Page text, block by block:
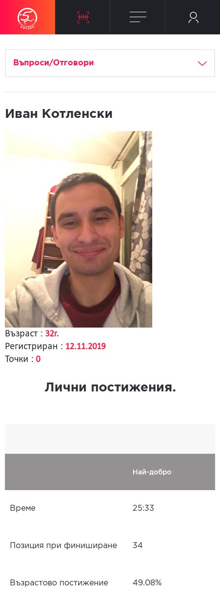
Въпроси/Отговори
Иван Котленски
Възраст : 32г.
Регистриран : 12.11.2019
Точки : 0
Лични постижения.
Най-добро
Време 25:33
Позиция при финиширане 34
Възрастово постижение 49.08%